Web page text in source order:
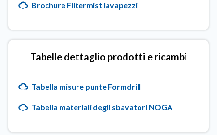
Brochure Filtermist lavapezzi
Tabelle dettaglio prodotti e ricambi
Tabella misure punte Formdrill
Tabella materiali degli sbavatori NOGA